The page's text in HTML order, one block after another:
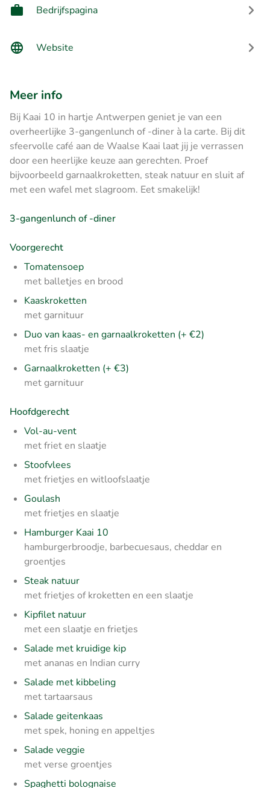
Bedrijfspagina
Website
Meer info
Bij Kaai 10 in hartje Antwerpen geniet je van een
overheerlijke 3-gangenlunch of -diner à la carte. Bij dit
sfeervolle café aan de Waalse Kaai laat jij je verrassen
door een heerlijke keuze aan gerechten. Proef
bijvoorbeeld garnaalkroketten, steak natuur en sluit af
met een wafel met slagroom. Eet smakelijk!
3-gangenlunch of -diner
Voorgerecht
Tomatensoep
met balletjes en brood
Kaaskroketten
met garnituur
Duo van kaas- en garnaalkroketten (+ €2)
met fris slaatje
Garnaalkroketten (+ €3)
met garnituur
Hoofdgerecht
Vol-au-vent
met friet en slaatje
Stoofvlees
met frietjes en witloofslaatje
Goulash
met frietjes en slaatje
Hamburger Kaai 10
hamburgerbroodje, barbecuesaus, cheddar en
groentjes
Steak natuur
met frietjes of kroketten en een slaatje
Kipfilet natuur
met een slaatje en frietjes
Salade met kruidige kip
met ananas en Indian curry
Salade met kibbeling
met tartaarsaus
Salade geitenkaas
met spek, honing en appeltjes
Salade veggie
met verse groentjes
Spaghetti bolognaise